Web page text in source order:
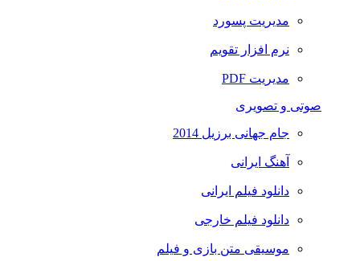
مدیریت پسورد
نرم افزار تقویم
مدیریت PDF
صوتی و تصویری
جام جهانی برزیل 2014
آهنگ ایرانی
دانلود فیلم ایرانی
دانلود فیلم خارجی
موسیقی متن بازی و فیلم